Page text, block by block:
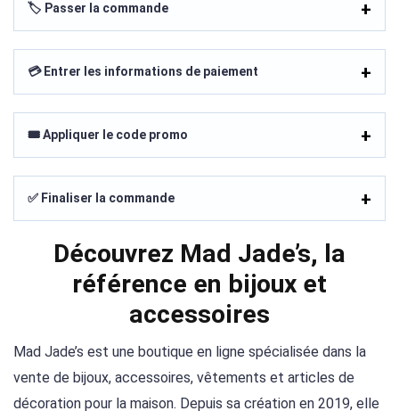
🏷️ Passer la commande
💳 Entrer les informations de paiement
🎟️ Appliquer le code promo
✅ Finaliser la commande
Découvrez Mad Jade’s, la
référence en bijoux et
accessoires
Mad Jade’s est une boutique en ligne spécialisée dans la
vente de bijoux, accessoires, vêtements et articles de
décoration pour la maison. Depuis sa création en 2019, elle